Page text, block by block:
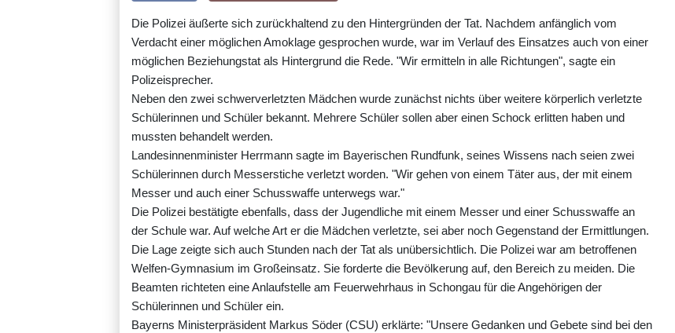
Die Polizei äußerte sich zurückhaltend zu den Hintergründen der Tat. Nachdem anfänglich vom
Verdacht einer möglichen Amoklage gesprochen wurde, war im Verlauf des Einsatzes auch von einer
möglichen Beziehungstat als Hintergrund die Rede. "Wir ermitteln in alle Richtungen", sagte ein
Polizeisprecher.
Neben den zwei schwerverletzten Mädchen wurde zunächst nichts über weitere körperlich verletzte
Schülerinnen und Schüler bekannt. Mehrere Schüler sollen aber einen Schock erlitten haben und
mussten behandelt werden.
Landesinnenminister Herrmann sagte im Bayerischen Rundfunk, seines Wissens nach seien zwei
Schülerinnen durch Messerstiche verletzt worden. "Wir gehen von einem Täter aus, der mit einem
Messer und auch einer Schusswaffe unterwegs war."
Die Polizei bestätigte ebenfalls, dass der Jugendliche mit einem Messer und einer Schusswaffe an
der Schule war. Auf welche Art er die Mädchen verletzte, sei aber noch Gegenstand der Ermittlungen.
Die Lage zeigte sich auch Stunden nach der Tat als unübersichtlich. Die Polizei war am betroffenen
Welfen-Gymnasium im Großeinsatz. Sie forderte die Bevölkerung auf, den Bereich zu meiden. Die
Beamten richteten eine Anlaufstelle am Feuerwehrhaus in Schongau für die Angehörigen der
Schülerinnen und Schüler ein.
Bayerns Ministerpräsident Markus Söder (CSU) erklärte: "Unsere Gedanken und Gebete sind bei den